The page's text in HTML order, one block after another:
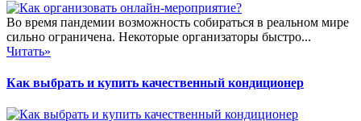
Во время пандемии возможность собираться в реальном мире
сильно ограничена. Некоторые организаторы быстро...
Читать»
Как выбрать и купить качественный кондиционер